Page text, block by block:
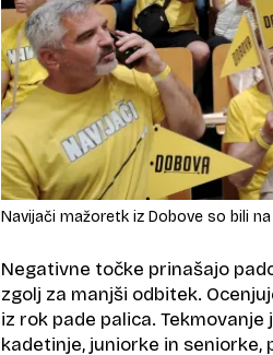
Navijači mažoretk iz Dobove so bili
Negativne točke prinašajo
zgolj za manjši odbitek.
iz rok pade palica.
kadetinje, juniorke in seniorke,